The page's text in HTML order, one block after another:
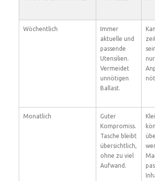
Wöchentlich
Immer
aktuelle und
passende
Utensilien.
Vermeidet
unnötigen
Ballast.
Monatlich
Guter
Kompromiss.
Tasche bleibt
übersichtlich,
ohne zu viel
Aufwand.